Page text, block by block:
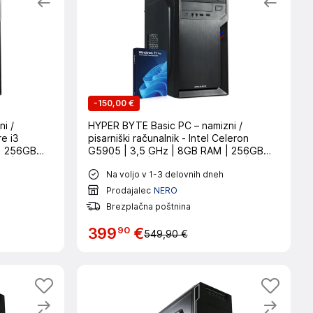
/
i3
256GB
-150,00 €
HYPER BYTE Basic PC – namizni /
pisarniški računalnik - Intel Celeron
G5905 | 3,5 GHz | 8GB RAM | 256GB
Windows 11
Na voljo v 1-3 delovnih dneh
Prodajalec NERO
Brezplačna poštnina
39990 €549,90 €